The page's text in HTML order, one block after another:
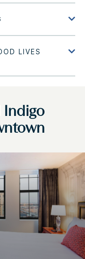
Indigo